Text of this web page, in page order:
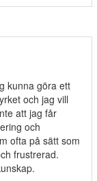
kunna göra ett
och jag vill
att jag får
och
ofta på sätt som
frustrerad.